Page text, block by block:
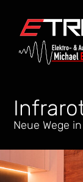
Neue Wege